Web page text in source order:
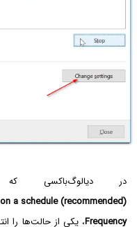
در دیالوگ‌باکسی
a schedule (recommended)
Frequency، یکی از حالت‌ها را